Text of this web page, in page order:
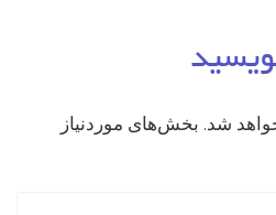
شد. بخش‌های موردنیاز